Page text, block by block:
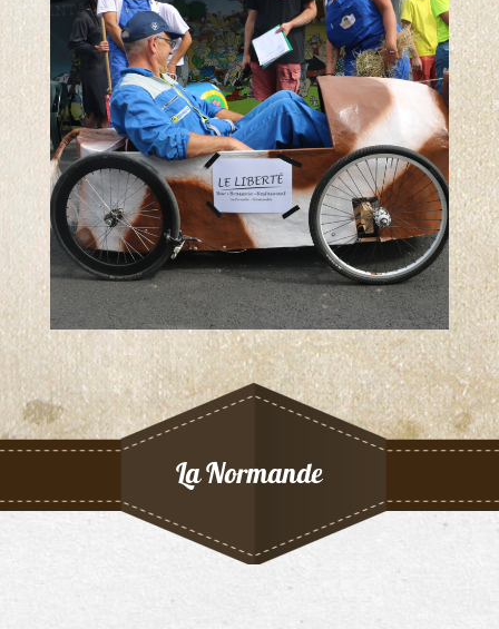
La Normande